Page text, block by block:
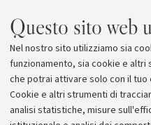
Questo sito web
Nel nostro sito utilizziamo sia
funzionamento, sia cookie e
che potrai attivare solo con il tuo
Cookie e altri strumenti di
analisi statistiche, misure